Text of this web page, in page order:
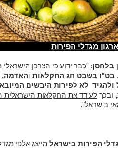
מגדלי הפירות
בלחסן: "כבר ידוע כי הצרכן הישראלי
. בט"ו בשבט חג החקלאות והאדמה,
לא לפירות היבשים
ובכך לעודד את החקלאות הישראלית
בישראל".
הפירות בישראל מייצג אלפי